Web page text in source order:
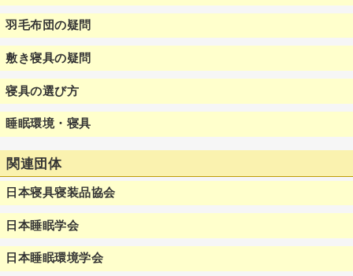
羽毛布団の疑問
敷き寝具の疑問
寝具の選び方
睡眠環境・寝具
関連団体
日本寝具寝装品協会
日本睡眠学会
日本睡眠環境学会